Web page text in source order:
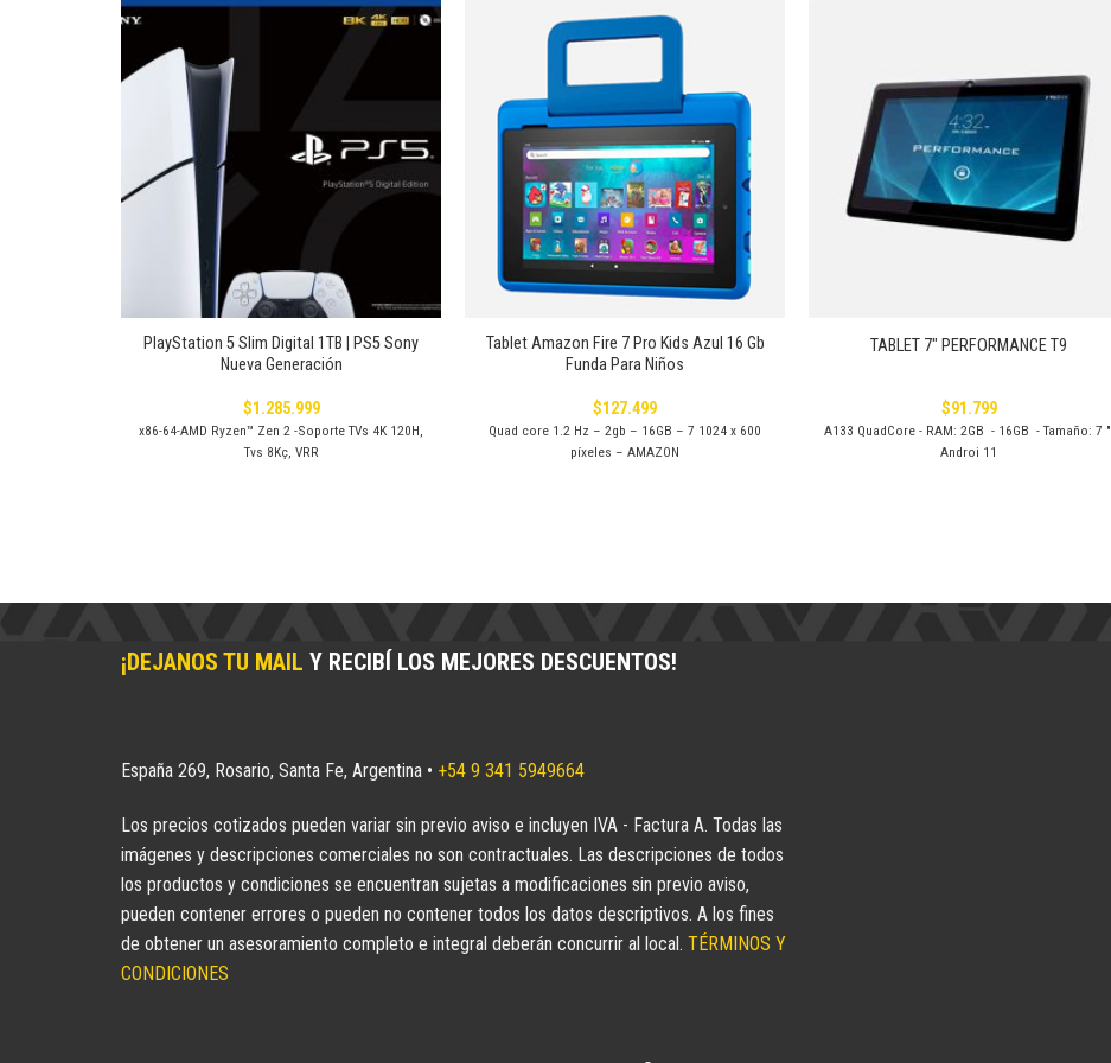
PlayStation 5 Slim Digital 1TB | PS5 Sony
Nueva Generación
$1.285.999
x86-64-AMD Ryzen™ Zen 2 -Soporte TVs 4K 120H,
Tvs 8Kç, VRR
lista de
deseos
Tablet Amazon Fire 7 Pro Kids Azul 16 Gb
Funda Para Niños
$127.499
Quad core 1.2 Hz – 2gb – 16GB – 7 1024 x 600
píxeles – AMAZON
a la
lista de
deseos
TABLET 7″ PERFORMANCE T9
$91.799
A133 QuadCore - RAM: 2GB - 16GB - Tamaño: 7 "
Androi 11
¡DEJANOS TU MAIL Y RECIBÍ LOS MEJORES DESCUENTOS!
España 269, Rosario, Santa Fe, Argentina • +54 9 341 5949664
Los precios cotizados pueden variar sin previo aviso e incluyen IVA - Factura A. Todas las
imágenes y descripciones comerciales no son contractuales. Las descripciones de todos
los productos y condiciones se encuentran sujetas a modificaciones sin previo aviso,
pueden contener errores o pueden no contener todos los datos descriptivos. A los fines
de obtener un asesoramiento completo e integral deberán concurrir al local. TÉRMINOS Y
CONDICIONES